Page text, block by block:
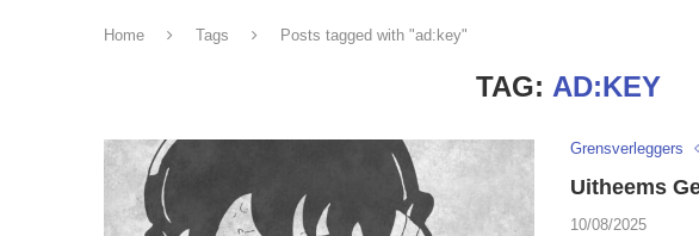
Home Tags Posts tagged with "ad:key"
TAG: AD:KEY
Grensverleggers
Uitheems
10/08/2025